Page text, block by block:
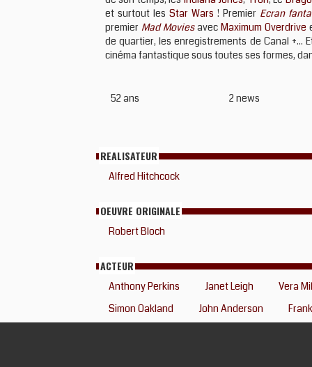
et surtout les Star Wars ! Premier Ecran
premier Mad Moviesavec Maximum Overdrive
de quartier, les enregistrements de Canal +...
cinéma fantastique sous toutes ses formes,
52 ans 2 news
REALISATEUR
Alfred Hitchcock
OEUVRE ORIGINALE
Robert Bloch
ACTEUR
Anthony Perkins Janet Leigh
Vera
Simon Oakland
John Anderson